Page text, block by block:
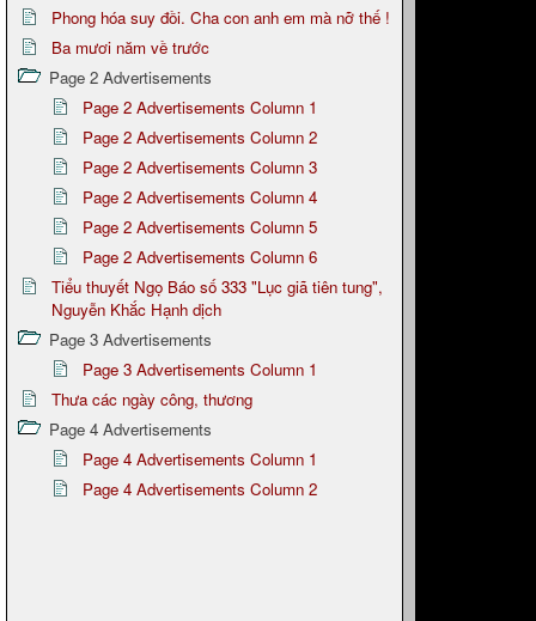
Phong hóa suy đồi. Cha con anh em mà nỡ thế !
Ba mươi năm về trước
Page 2 Advertisements
Page 2 Advertisements Column 1
Page 2 Advertisements Column 2
Page 2 Advertisements Column 3
Page 2 Advertisements Column 4
Page 2 Advertisements Column 5
Page 2 Advertisements Column 6
Tiểu thuyết Ngọ Báo số 333 "Lục giã tiên tung",
Nguyễn Khắc Hạnh dịch
Page 3 Advertisements
Page 3 Advertisements Column 1
Thưa các ngày công, thương
Page 4 Advertisements
Page 4 Advertisements Column 1
Page 4 Advertisements Column 2